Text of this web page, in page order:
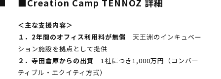
■Creation Camp TENNOZ 詳細
＜主な支援内容＞
１．2年間のオフィス利用料が無償 天王洲のインキュベー
ション施設を拠点として提供
２．寺田倉庫からの出資 1社につき1,000万円（コンバー
ティブル・エクイティ方式）